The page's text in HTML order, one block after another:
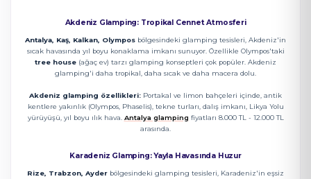
Akdeniz Glamping: Tropikal Cennet Atmosferi
Antalya, Kaş, Kalkan, Olympos bölgesindeki glamping tesisleri, Akdeniz'in
sıcak havasında yıl boyu konaklama imkanı sunuyor. Özellikle Olympos'taki
tree house (ağaç ev) tarzı glamping konseptleri çok popüler. Akdeniz
glamping'i daha tropikal, daha sıcak ve daha macera dolu.
Akdeniz glamping özellikleri: Portakal ve limon bahçeleri içinde, antik
kentlere yakınlık (Olympos, Phaselis), tekne turları, dalış imkanı, Likya Yolu
yürüyüşü, yıl boyu ılık hava. Antalya glamping fiyatları 8.000 TL - 12.000 TL
arasında.
Karadeniz Glamping: Yayla Havasında Huzur
Rize, Trabzon, Ayder bölgesindeki glamping tesisleri, Karadeniz'in eşsiz